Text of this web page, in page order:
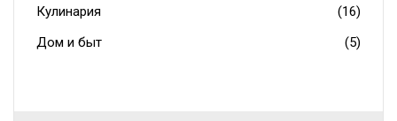
Кулинария
(16)
Дом и быт
(5)